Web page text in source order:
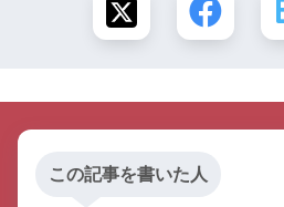
この記事を書いた人